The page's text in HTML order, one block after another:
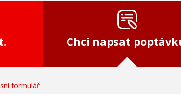
Chci napsat
formulář